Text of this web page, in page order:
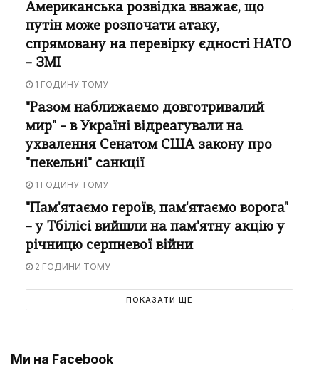
Американська розвідка вважає, що
путін може розпочати атаку,
спрямовану на перевірку єдності НАТО
– ЗМІ
1 ГОДИНУ ТОМУ
"Разом наближаємо довготривалий
мир" – в Україні відреагували на
ухвалення Сенатом США закону про
"пекельні" санкції
1 ГОДИНУ ТОМУ
"Пам'ятаємо героїв, пам'ятаємо ворога"
– у Тбілісі вийшли на пам'ятну акцію у
річницю серпневої війни
2 ГОДИНИ ТОМУ
ПОКАЗАТИ ЩЕ
Ми на Facebook